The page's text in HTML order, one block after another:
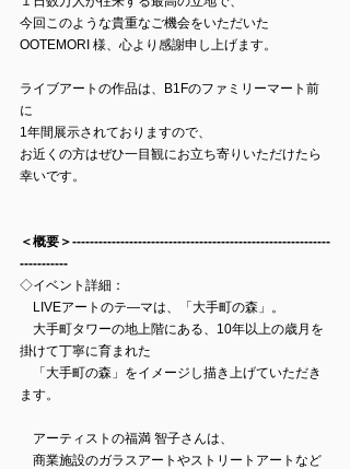
今回このような貴重なご機会をいただいた
OOTEMORI 様、心より感謝申し上げます。
ライブアートの作品は、B1Fのファミリーマート前
に
1年間展示されておりますので、
お近くの方はぜひ一目観にお立ち寄りいただけたら
幸いです。
＜概要＞-----------------------------------------------------------
-----------
◇イベント詳細：
LIVEアートのテ―マは、「大手町の森」。
大手町タワーの地上階にある、10年以上の歳月を
掛けて丁寧に育まれた
「大手町の森」をイメージし描き上げていただき
ます。
アーティストの福満 智子さんは、
商業施設のガラスアートやストリートアートなど